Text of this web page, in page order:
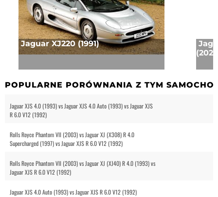
Jaguar XJ220 (1991)
POPULARNE PORÓWNANIA Z TYM
Jaguar XJS 4.0 (1993) vs Jaguar XJS 4.0 Auto (1993) vs Jaguar XJS
R 6.0 V12 (1992)
Rolls Royce Phantom VII (2003) vs Jaguar XJ (X308) R 4.0
Supercharged (1997) vs Jaguar XJS R 6.0 V12 (1992)
Rolls Royce Phantom VII (2003) vs Jaguar XJ (XJ40) R 4.0 (1993) vs
Jaguar XJS R 6.0 V12 (1992)
Jaguar XJS 4.0 Auto (1993) vs Jaguar XJS R 6.0 V12 (1992)